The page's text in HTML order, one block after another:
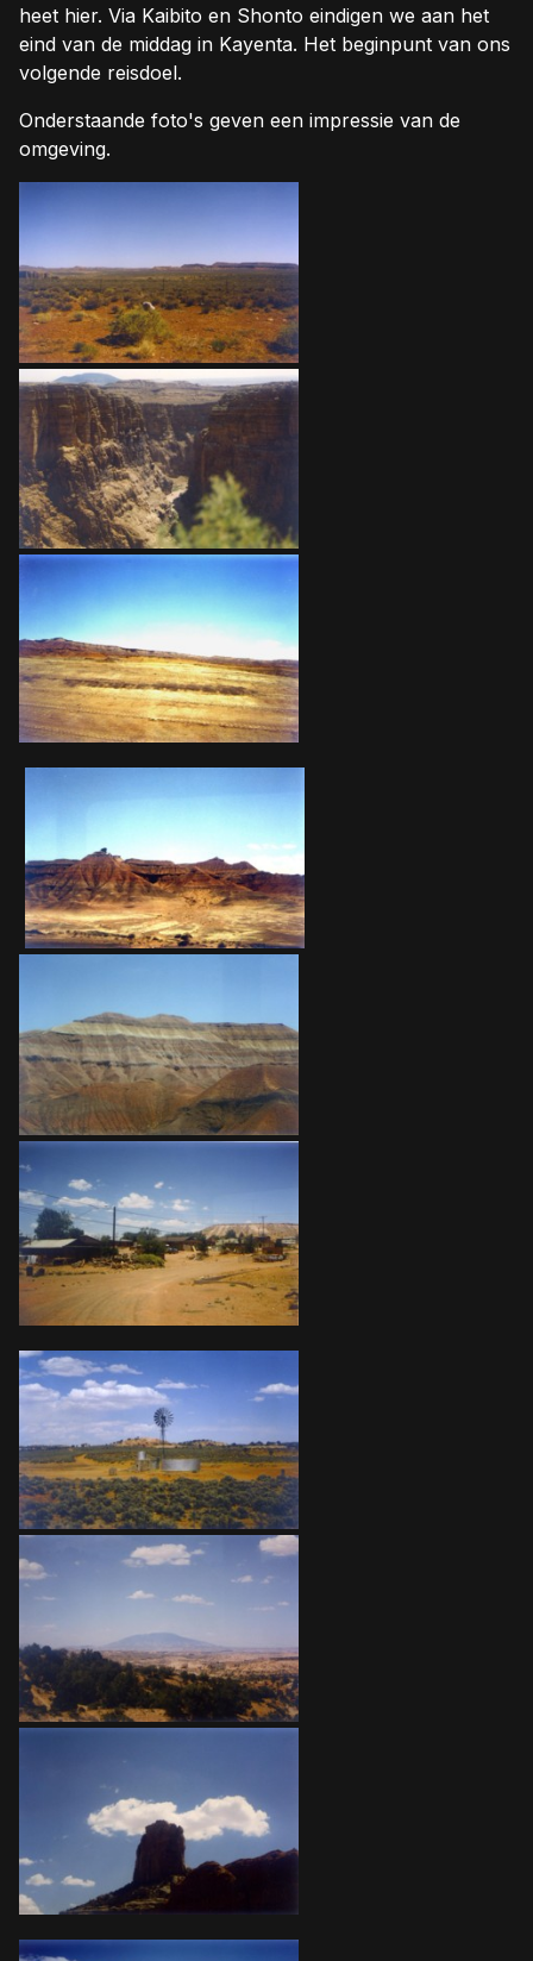
heet hier. Via Kaibito en Shonto eindigen we aan het
eind van de middag in Kayenta. Het beginpunt van ons
volgende reisdoel.
Onderstaande foto's geven een impressie van de
omgeving.